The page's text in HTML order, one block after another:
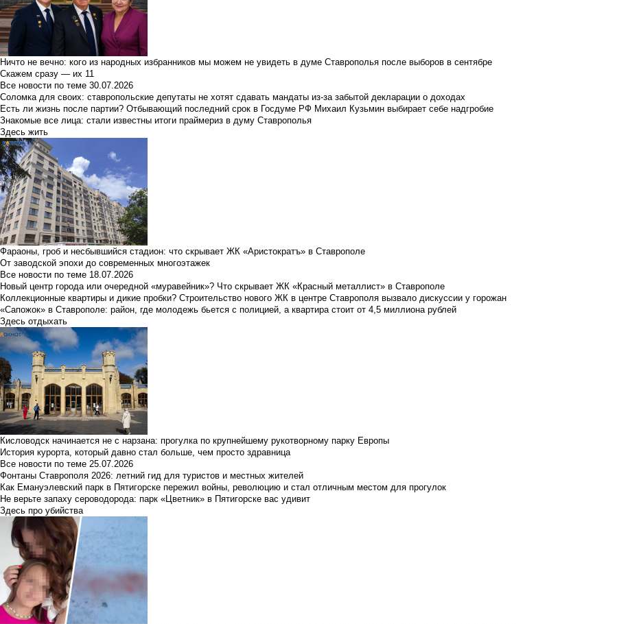
Ничто не вечно: кого из народных избранников мы можем не увидеть в думе Ставрополья после выборов в сентябре
Скажем сразу — их 11
Все новости по теме 30.07.2026
Соломка для своих: ставропольские депутаты не хотят сдавать мандаты из-за забытой декларации о доходах
Есть ли жизнь после партии? Отбывающий последний срок в Госдуме РФ Михаил Кузьмин выбирает себе надгробие
Знакомые все лица: стали известны итоги праймериз в думу Ставрополья
Здесь жить
Фараоны, гроб и несбывшийся стадион: что скрывает ЖК «Аристократъ» в Ставрополе
От заводской эпохи до современных многоэтажек
Все новости по теме 18.07.2026
Новый центр города или очередной «муравейник»? Что скрывает ЖК «Красный металлист» в Ставрополе
Коллекционные квартиры и дикие пробки? Строительство нового ЖК в центре Ставрополя вызвало дискуссии у горожан
«Сапожок» в Ставрополе: район, где молодежь бьется с полицией, а квартира стоит от 4,5 миллиона рублей
Здесь отдыхать
Кисловодск начинается не с нарзана: прогулка по крупнейшему рукотворному парку Европы
История курорта, который давно стал больше, чем просто здравница
Все новости по теме 25.07.2026
Фонтаны Ставрополя 2026: летний гид для туристов и местных жителей
Как Емануэлевский парк в Пятигорске пережил войны, революцию и стал отличным местом для прогулок
Не верьте запаху сероводорода: парк «Цветник» в Пятигорске вас удивит
Здесь про убийства